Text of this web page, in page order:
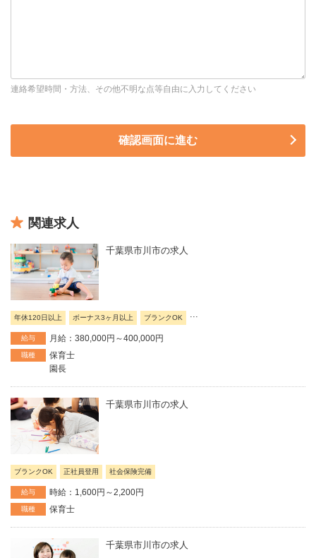
連絡希望時間・方法、その他不明な点等自由に入力してください
関連求人
千葉県市川市の求人
年休120日以上 ボーナス3ヶ月以上 ブランクOK ...
給与 月給：380,000円～400,000円
職種
保育士
園長
千葉県市川市の求人
ブランクOK 正社員登用 社会保険完備
給与 時給：1,600円～2,200円
職種 保育士
千葉県市川市の求人